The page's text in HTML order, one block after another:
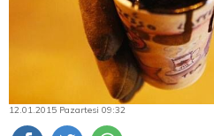
12.01.2015 Pazartesi 09:32